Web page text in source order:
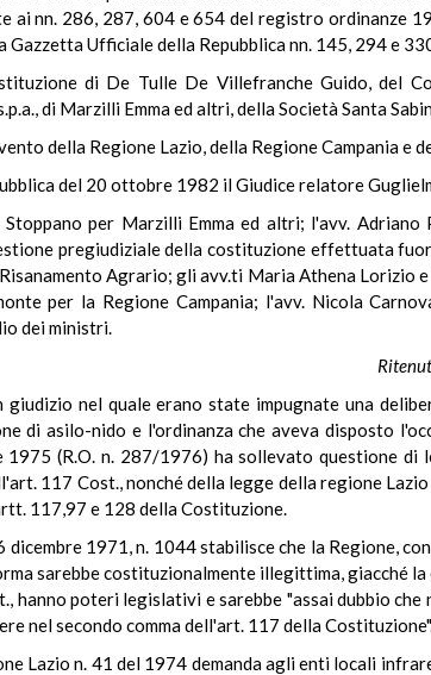
ai nn. 286, 287, 604 e 654 del registro ordinanze
Gazzetta Ufficiale della Repubblica nn. 145, 294 e
di De Tulle De Villefranche Guido, del
di Marzilli Emma ed altri, della Società Santa
della Regione Lazio, della Regione Campania e
del 20 ottobre 1982 il Giudice relatore
per Marzilli Emma ed altri; l'avv.
pregiudiziale della costituzione effettuata
Agrario; gli avv.ti Maria Athena Lorizio
per la Regione Campania; l'avv. Nicola
dei ministri.
giudizio nel quale erano state impugnate una
di asilo-nido e l'ordinanza che aveva disposto
1975 (R.O. n. 287/1976) ha sollevato questione
117 Cost., nonché della legge della regione
117,97 e 128 della Costituzione.
dicembre 1971, n. 1044 stabilisce che la Regione,
sarebbe costituzionalmente illegittima, giacché
hanno poteri legislativi e sarebbe "assai dubbio
nel secondo comma dell'art. 117 della
Lazio n. 41 del 1974 demanda agli enti locali